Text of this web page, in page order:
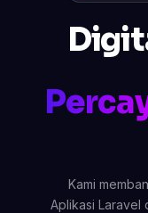
Kami
Aplikasi Laravel